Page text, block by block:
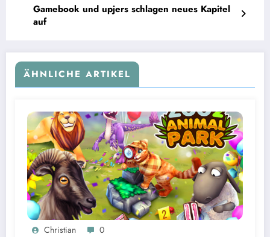
Gamebook und upjers schlagen neues Kapitel
auf
ÄHNLICHE ARTIKEL
Christian 0